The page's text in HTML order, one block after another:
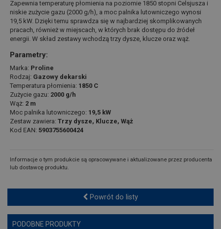
Zapewnia temperaturę płomienia na poziomie 1850 stopni Celsjusza i
niskie zużycie gazu (2000 g/h), a moc palnika lutowniczego wynosi
19,5 kW. Dzięki temu sprawdza się w najbardziej skomplikowanych
pracach, również w miejscach, w których brak dostępu do źródeł
energii. W skład zestawy wchodzą trzy dysze, klucze oraz wąż.
Parametry:
Marka: Proline
Rodzaj: Gazowy dekarski
Temperatura płomienia: 1850 C
Zużycie gazu: 2000 g/h
Wąż: 2 m
Moc palnika lutowniczego: 19,5 kW
Zestaw zawiera: Trzy dysze, Klucze, Wąż
Kod EAN: 5903755600424
Informacje o tym produkcie są opracowywane i aktualizowane przez producenta
lub dostawcę produktu.
Powrót do listy
PODOBNE PRODUKTY